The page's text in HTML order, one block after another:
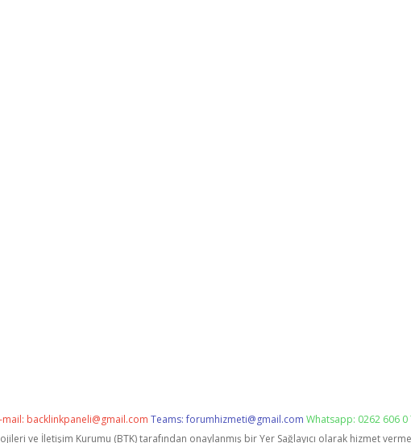
mail: backlinkpaneli@gmail.com Teams:forumhizmeti@gmail.com Whatsapp: 0262 606 0
ve İletişim Kurumu (BTK) tarafından onaylanmış bir Yer Sağlayıcı olarak hizmet